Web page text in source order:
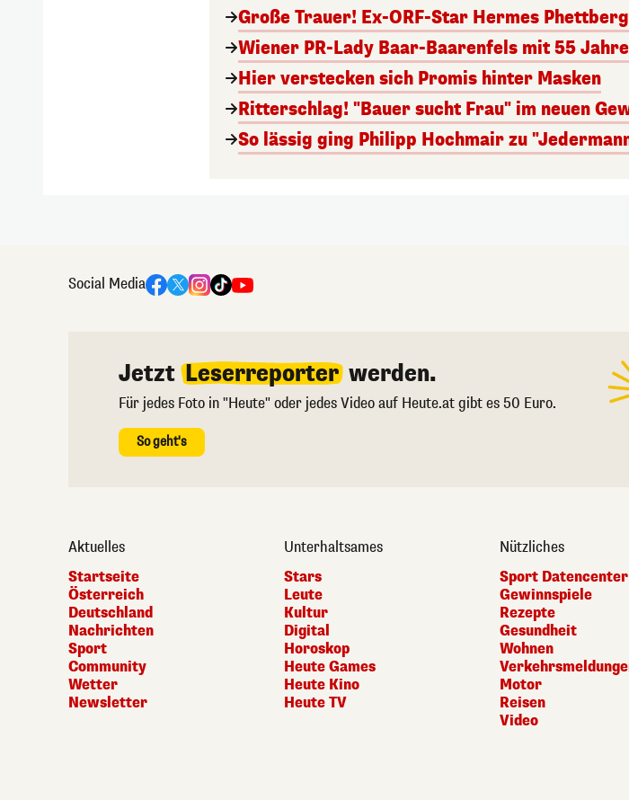
Große Trauer! Ex-ORF-Star Hermes
Wiener PR-Lady Baar-Baarenfels mit 55
Hier verstecken sich Promis hinter Masken
Ritterschlag! "Bauer sucht Frau" im neuen
So lässig ging Philipp Hochmair zu
Social Media
Jetzt Leserreporter werden.
Für jedes Foto in "Heute" oder jedes Video auf Heute.at gibt es 50 Euro.
So geht's
Aktuelles
Startseite
Österreich
Deutschland
Nachrichten
Sport
Community
Wetter
Newsletter
Unterhaltsames
Stars
Leute
Kultur
Digital
Horoskop
Heute Games
Heute Kino
Heute TV
Nützliches
Sport Datencenter
Gewinnspiele
Rezepte
Gesundheit
Wohnen
Motor
Reisen
Video